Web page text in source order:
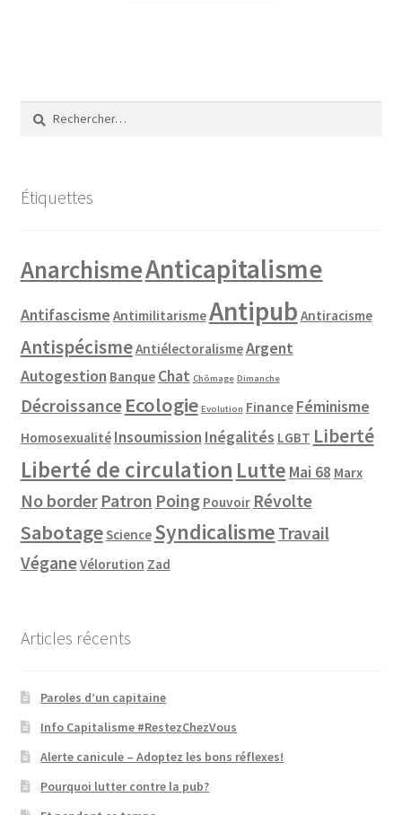
Rechercher :
Étiquettes
AnarchismeAnticapitalisme
Antifascisme AntimilitarismeAntipub Antiracisme
AntispécismeAntiélectoralismeArgent
Autogestion Banque Chat Chômage Dimanche
Décroissance Ecologie Evolution Finance Féminisme
Homosexualité Insoumission Inégalités LGBT Liberté
Liberté de circulation Lutte Mai 68 Marx
No border Patron Poing Pouvoir Révolte
SabotageScience Syndicalisme Travail
VéganeVélorution Zad
Articles récents
Paroles d’un capitaine
Info Capitalisme #RestezChezVous
Alerte canicule – Adoptez les bons réflexes!
Pourquoi lutter contre la pub?